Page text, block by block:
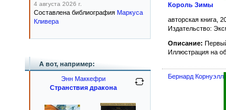
Король Зимы
авторская книга,
Издательство:
Описание:
Иллюстрация на
Бернард Корнуэлл
4 августа 2026 г.
Составлена библиография Маркуса
Кливера
А вот, например:
Энн Маккефри
Странствия дракона